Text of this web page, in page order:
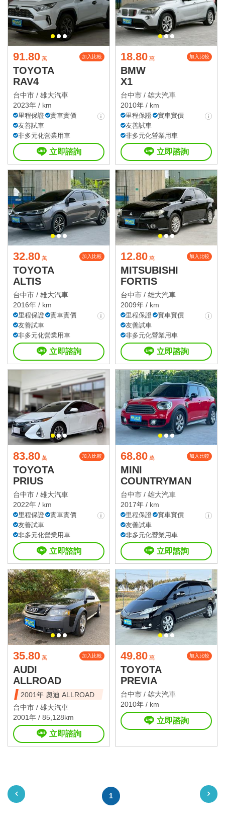
91.80 萬 加入比較
TOYOTA
RAV4
台中市 / 雄大汽車
2023年 / km
里程保證
實車實價
友善試車
非多元化營業用車
立即諮詢
18.80 萬 加入比較
BMW
X1
台中市 / 雄大汽車
2010年 / km
里程保證
實車實價
友善試車
非多元化營業用車
立即諮詢
32.80 萬 加入比較
TOYOTA
ALTIS
台中市 / 雄大汽車
2016年 / km
里程保證
實車實價
友善試車
非多元化營業用車
立即諮詢
12.80 萬 加入比較
MITSUBISHI
FORTIS
台中市 / 雄大汽車
2009年 / km
里程保證
實車實價
友善試車
非多元化營業用車
立即諮詢
83.80 萬 加入比較
TOYOTA
PRIUS
台中市 / 雄大汽車
2022年 / km
里程保證
實車實價
友善試車
非多元化營業用車
立即諮詢
68.80 萬 加入比較
MINI
COUNTRYMAN
台中市 / 雄大汽車
2017年 / km
里程保證
實車實價
友善試車
非多元化營業用車
立即諮詢
35.80 萬 加入比較
AUDI
ALLROAD
2001年 奧迪 ALLROAD
台中市 / 雄大汽車
2001年 / 85,128km
立即諮詢
49.80 萬 加入比較
TOYOTA
PREVIA
台中市 / 雄大汽車
2010年 / km
立即諮詢
1